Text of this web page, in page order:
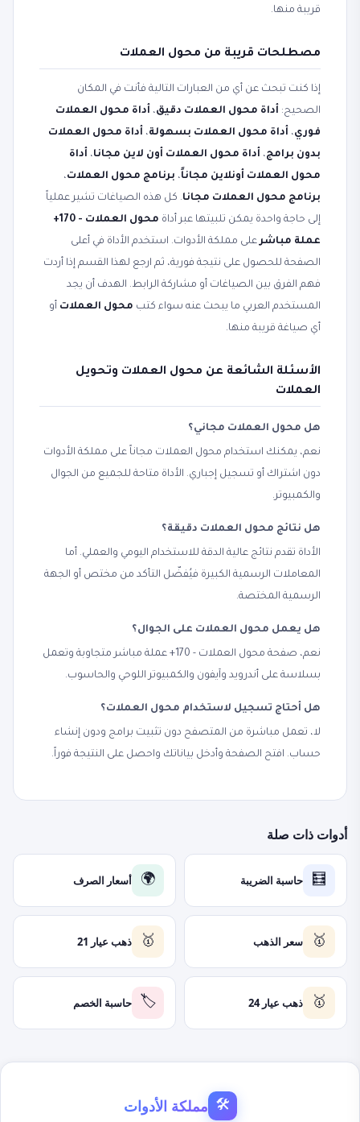
قريبة منها.
مصطلحات قريبة من محول العملات
إذا كنت تبحث عن أي من العبارات التالية فأنت في المكان
الصحيح: أداة محول العملات دقيق، أداة محول العملات
فوري، أداة محول العملات بسهولة، أداة محول العملات
بدون برامج، أداة محول العملات أون لاين مجانا، أداة
محول العملات أونلاين مجاناً، برنامج محول العملات،
برنامج محول العملات مجانا. كل هذه الصياغات تشير عملياً
إلى حاجة واحدة يمكن تلبيتها عبر أداة
محول العملات - 170+
عملة مباشرعلى مملكة الأدوات. استخدم الأداة في أعلى
الصفحة للحصول على نتيجة فورية، ثم ارجع لهذا القسم إذا أردت
فهم الفرق بين الصياغات أو مشاركة الرابط. الهدف أن يجد
المستخدم العربي ما يبحث عنه سواء كتب محول العملات أو
أي صياغة قريبة منها.
الأسئلة الشائعة عن محول العملات وتحويل
العملات
هل محول العملات مجاني؟
نعم، يمكنك استخدام محول العملات مجاناً على مملكة الأدوات
دون اشتراك أو تسجيل إجباري. الأداة متاحة للجميع من الجوال
والكمبيوتر.
هل نتائج محول العملات دقيقة؟
الأداة تقدم نتائج عالية الدقة للاستخدام اليومي والعملي. أما
المعاملات الرسمية الكبيرة فيُفضّل التأكد من مختص أو الجهة
الرسمية المختصة.
هل يعمل محول العملات على الجوال؟
نعم، صفحة محول العملات - 170+ عملة مباشر متجاوبة وتعمل
بسلاسة على أندرويد وآيفون والكمبيوتر اللوحي والحاسوب.
هل أحتاج تسجيل لاستخدام محول العملات؟
لا، تعمل مباشرة من المتصفح دون تثبيت برامج ودون إنشاء
حساب. افتح الصفحة وأدخل بياناتك واحصل على النتيجة فوراً.
أدوات ذات صلة
🧮 حاسبة الضريبة 🌍 أسعار الصرف
🥇 سعر الذهب 🥇 ذهب عيار 21
🥇 ذهب عيار 24 🏷️ حاسبة الخصم
🛠 مملكة الأدوات